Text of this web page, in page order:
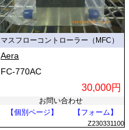
マスフローコントローラー（MFC）
Aera
FC-770AC
30,000円
お問い合わせ
【個別ページ】
【フォーム】
Z230331100